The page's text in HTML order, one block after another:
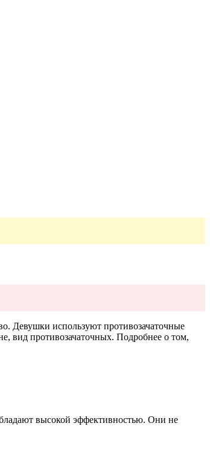
Девушки используют противозачаточные
вид противозачаточных. Подробнее о том,
высокой эффективностью. Они не